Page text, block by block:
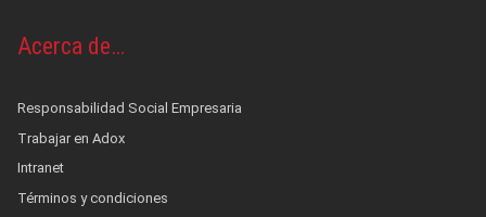
Acerca de…
Responsabilidad Social Empresaria
Trabajar en Adox
Intranet
Términos y condiciones